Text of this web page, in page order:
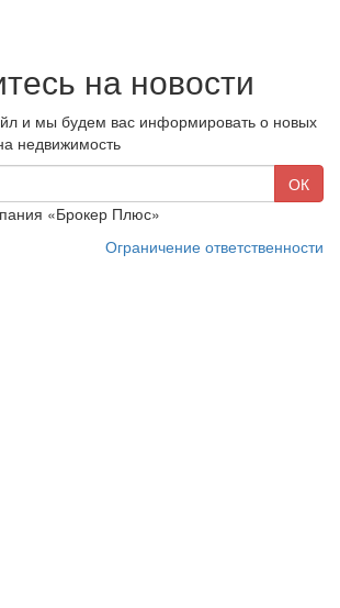
на новости
и мы будем вас информировать о новых
недвижимость
ОК
«Брокер Плюс»
Ограничение ответственности